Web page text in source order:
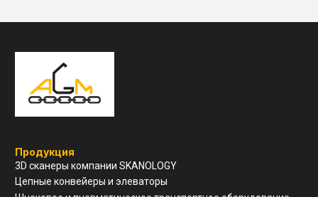
Контакты
ООО "ЗАВОД АГМ МЕТМАШ"
г. Нижний Новгород, ул
Свободы, д 19, офис 211
8(910)798-18-89
info@allianzgm.com